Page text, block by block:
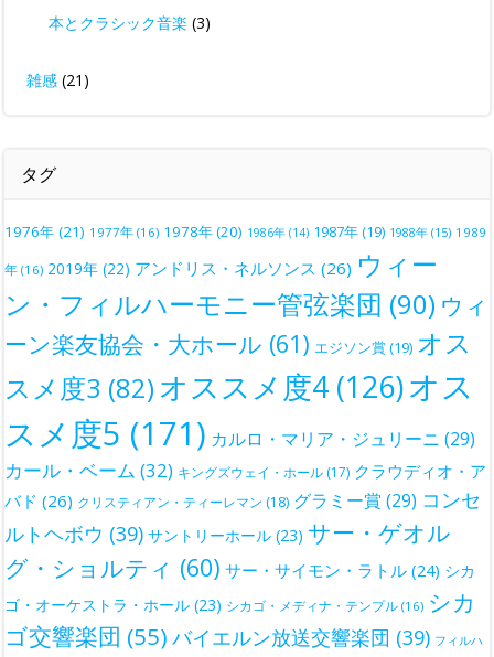
本とクラシック音楽 (3)
雑感 (21)
タグ
1976年 (21) 1977年 (16) 1978年(20) 1986年 (14) 1987年(19) 1988年 (15) 1989
年 (16) 2019年 (22) アンドリス・ネルソンス (26) ウィー
ン・フィルハーモニー管弦楽団 (90) ウィ
ーン楽友協会・大ホール (61) エジソン賞(19) オス
スメ度3 (82) オススメ度4 (126)オス
スメ度5 (171) カルロ・マリア・ジュリーニ (29)
カール・ベーム (32) キングズウェイ・ホール (17) クラウディオ・ア
バド (26) クリスティアン・ティーレマン (18) グラミー賞 (29) コンセ
ルトヘボウ (39) サントリーホール (23) サー・ゲオル
グ・ショルティ (60) サー・サイモン・ラトル (24) シカ
ゴ・オーケストラ・ホール (23) シカゴ・メディナ・テンプル (16) シカ
ゴ交響楽団 (55) バイエルン放送交響楽団 (39) フィルハ